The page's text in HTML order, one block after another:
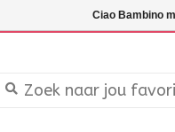
Ciao Bambino